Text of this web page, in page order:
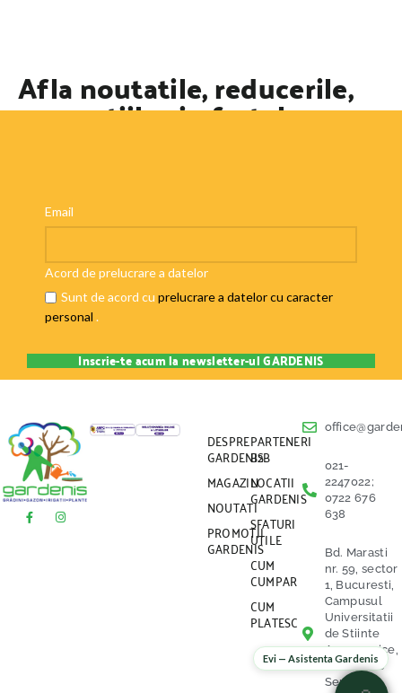
Afla noutatile, reducerile,
promotiile si ofertele
Email
Acord de prelucrare a datelor
Sunt de acord cu prelucrare a datelor cu caracter
personal .
DESPRE
GARDENIS
MAGAZIN
NOUTATI
PROMOTII
GARDENIS
PARTENERI
B2B
LOCATII
GARDENIS
SFATURI
UTILE
CUM
CUMPAR
CUM
PLATESC
021-
2247022;
0722 676
638
Bd. Marasti
nr. 59, sector
1, Bucuresti,
Campusul
Universitatii
de Stiinte
Agronomice,
vis a vis de
Serele
Evi — Asistenta Gardenis